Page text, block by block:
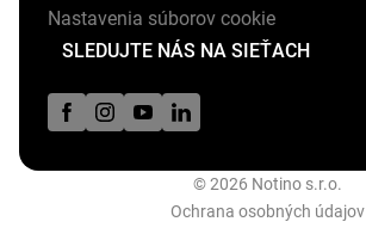
Nastavenia súborov cookie
SLEDUJTE NÁS NA SIEŤACH
© 2026 Notino s.r.o.
Ochrana osobných údajov